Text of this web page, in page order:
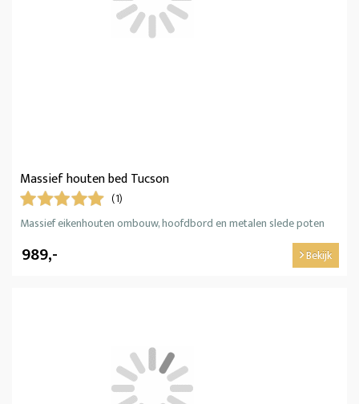
Massief houten bed Tucson
(1)
Massief eikenhouten ombouw, hoofdbord en metalen slede poten
989,- Bekijk